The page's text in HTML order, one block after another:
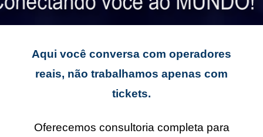
Aqui você conversa com operadores
reais, não trabalhamos apenas com
tickets.
Oferecemos consultoria completa para